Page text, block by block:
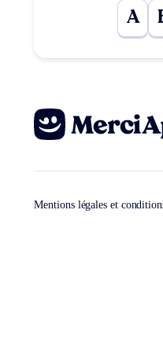
A
Mentions légales et